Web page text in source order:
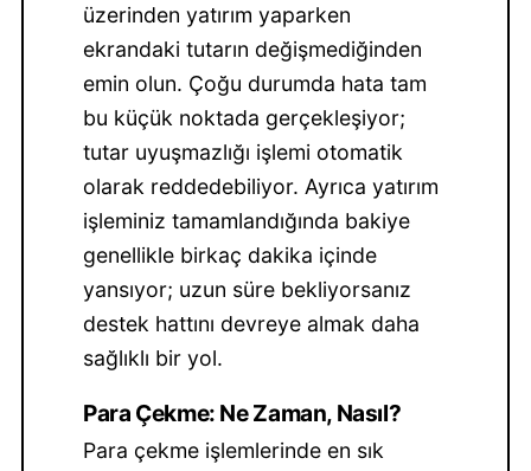
üzerinden yatırım yaparken
ekrandaki tutarın değişmediğinden
emin olun. Çoğu durumda hata tam
bu küçük noktada gerçekleşiyor;
tutar uyuşmazlığı işlemi otomatik
olarak reddedebiliyor. Ayrıca yatırım
işleminiz tamamlandığında bakiye
genellikle birkaç dakika içinde
yansıyor; uzun süre bekliyorsanız
destek hattını devreye almak daha
sağlıklı bir yol.
Para Çekme: Ne Zaman, Nasıl?
Para çekme işlemlerinde en sık